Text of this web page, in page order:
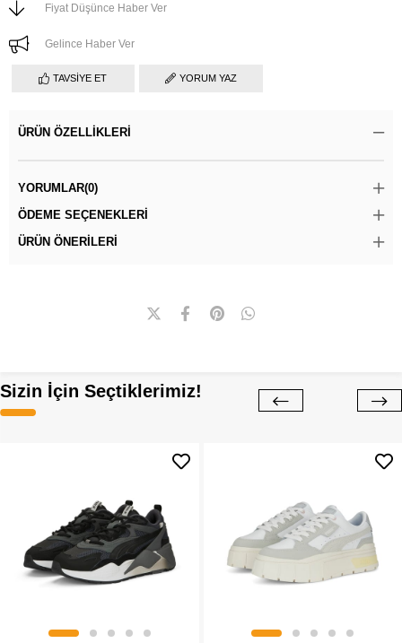
Fiyat Düşünce Haber Ver
Gelince Haber Ver
TAVSIYE ET YORUM YAZ
ÜRÜN ÖZELLIKLERI
YORUMLAR(0)
ÖDEME SEÇENEKLERI
ÜRÜN ÖNERILERI
Sizin İçin Seçtiklerimiz!